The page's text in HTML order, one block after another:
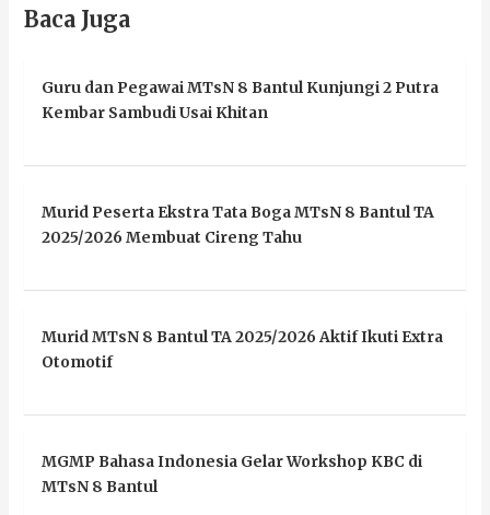
Baca Juga
Guru dan Pegawai MTsN 8 Bantul Kunjungi 2 Putra
Kembar Sambudi Usai Khitan
Murid Peserta Ekstra Tata Boga MTsN 8 Bantul TA
2025/2026 Membuat Cireng Tahu
Murid MTsN 8 Bantul TA 2025/2026 Aktif Ikuti Extra
Otomotif
MGMP Bahasa Indonesia Gelar Workshop KBC di
MTsN 8 Bantul